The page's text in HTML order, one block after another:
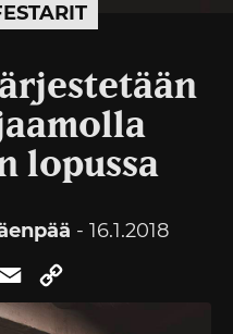
lopussa
- 16.1.2018
Email
Link